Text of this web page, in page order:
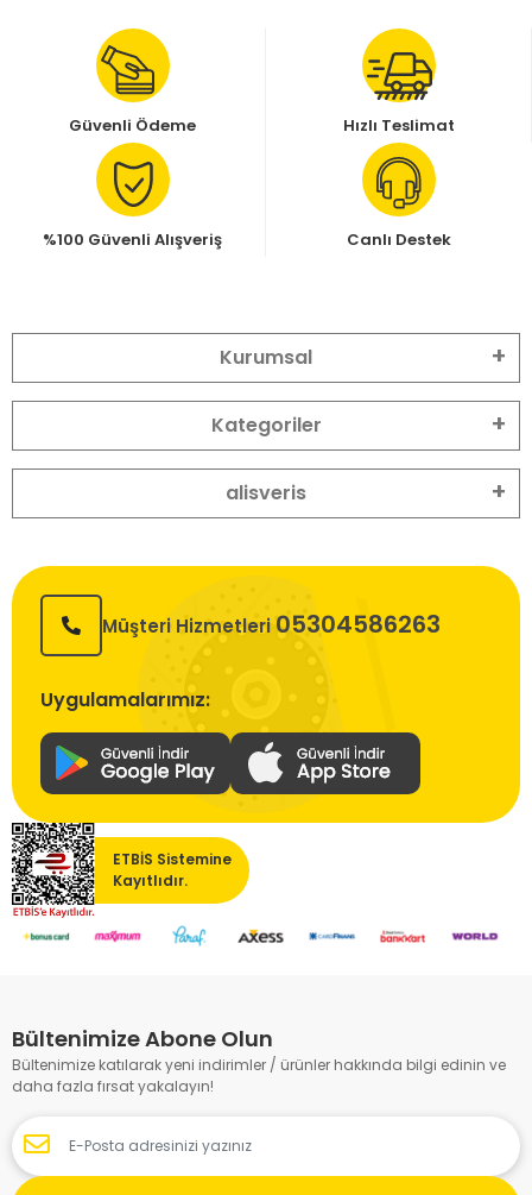
Güvenli Ödeme Hızlı Teslimat
%100 Güvenli Alışveriş Canlı Destek
Kurumsal
Kategoriler
alisveris
Müşteri Hizmetleri 05304586263
Uygulamalarımız:
ETBİS Sistemine
Kayıtlıdır.
Bültenimize Abone Olun
Bültenimize katılarak yeni indirimler / ürünler hakkında bilgi edinin ve
daha fazla fırsat yakalayın!